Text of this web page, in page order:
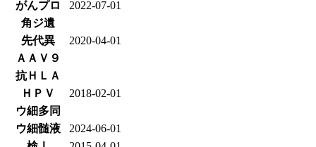
がんプロ
2022-07-01
角ジ遺
先代異
2020-04-01
ＡＡＶ９
抗ＨＬＡ
ＨＰＶ
2018-02-01
ウ細多同
ウ細髄液
2024-06-01